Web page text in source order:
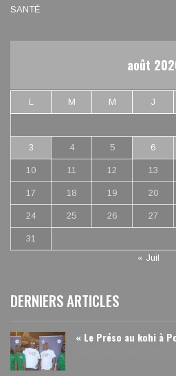
SANTÉ
août
L M M J
3 4 5 6
10 11 12 13
17 18 19 20
24 25 26 27
31
« Juil
DERNIERS ARTICLES
« Le Préso au kohi à